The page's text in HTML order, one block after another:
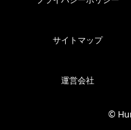
サイトマップ
運営会社
©